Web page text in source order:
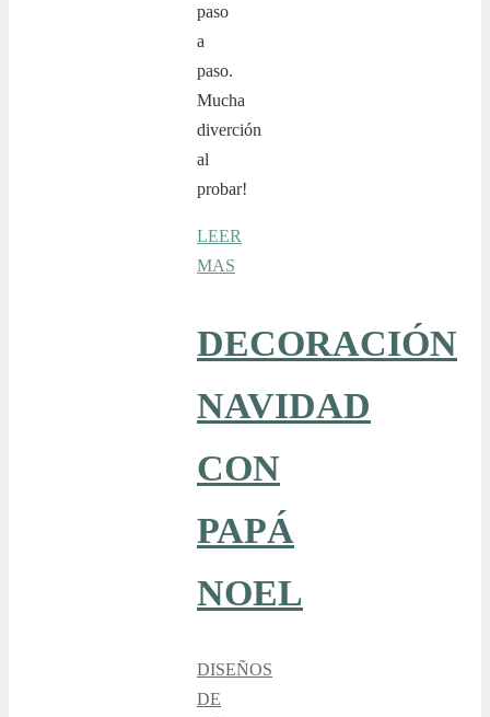
paso
a
paso.
Mucha
diverción
al
probar!
LEER
MAS
DECORACIÓN
NAVIDAD
CON
PAPÁ
NOEL
DISEÑOS
DE